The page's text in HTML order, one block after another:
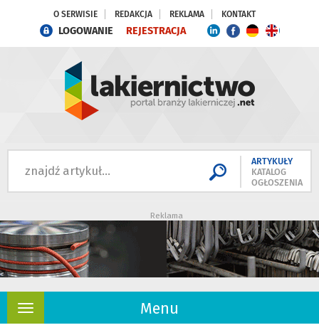
O SERWISIE REDAKCJA REKLAMA KONTAKT
LOGOWANIE REJESTRACJA
ARTYKUŁY
KATALOG
OGŁOSZENIA
Reklama
Menu
Rozwiń